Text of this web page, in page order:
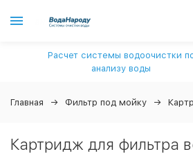
Расчет системы водоочистки
анализу воды
Главная Фильтр под мойку
Картридж для фильтра